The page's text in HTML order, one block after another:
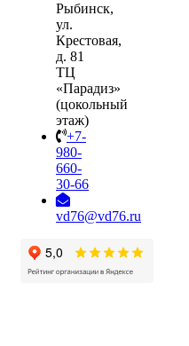
Рыбинск,
ул.
Крестовая,
д. 81
ТЦ
«Парадиз»
(цокольный
этаж)
+7-
980-
660-
30-66
vd76@vd76.ru